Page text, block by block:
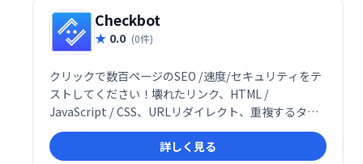
Checkbot
0.0 (0件)
クリックで数百ページのSEO /速度/セキュリティをテ
ストしてください！壊れたリンク、HTML /
JavaScript / CSS、URLリダイレクト、重複するタイ
トルを確認してください
詳しく見る